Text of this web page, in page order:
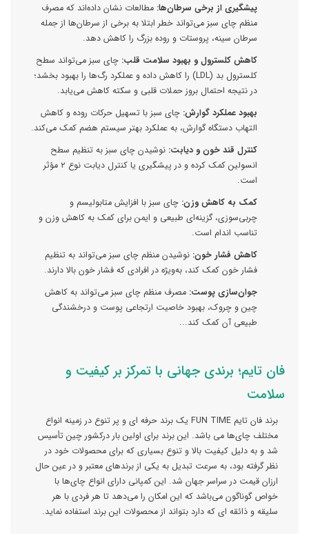
پیشگیری از برخی سرطان‌ها: مطالعات نشان داده‌اند که مصرف
منظم چای سبز می‌تواند خطر ابتلا به برخی از سرطان‌ها از جمله
سرطان سینه، پروستات و روده بزرگ را کاهش دهد.
کاهش کلسترول و بهبود سلامت قلب: چای سبز می‌تواند سطح
کلسترول بد (LDL) را کاهش داده و عملکرد رگ‌ها را بهبود بخشد؛
در نتیجه احتمال بروز حملات قلبی و سکته کاهش می‌یابد.
بهبود عملکرد گوارش: چای سبز با تسهیل حرکات روده و کاهش
التهاب دستگاه گوارش، به عملکرد بهتر سیستم هضم کمک می‌کند.
کنترل قند خون و دیابت: نوشیدن چای سبز به تنظیم سطح
انسولین کمک کرده و در پیشگیری یا کنترل دیابت نوع ۲ مؤثر
است.
کمک به کاهش وزن: چای سبز با افزایش متابولیسم و
چربی‌سوزی، گزینه‌ای طبیعی و ایمن برای کمک به کاهش وزن و
تناسب اندام است.
کاهش فشار خون: نوشیدن منظم چای سبز می‌تواند به تنظیم
فشار خون کمک کند، به‌ویژه در افرادی که فشار خون بالا دارند.
جوان‌سازی پوست: مصرف منظم چای سبز می‌تواند به کاهش
چین و چروک، بهبود خاصیت ارتجاعی پوست و درخشندگی
طبیعی آن کمک کند...
فان تایم؛ برندی جهانی با تمرکز بر کیفیت و
سلامت
برند فان تایم FUN TIME یک برند حرفه ای و پر تنوع در زمینه انواع
مختلف چای‌ها می باشد. این برند برای اولین بار درکشور چین تأسیس
شد و به دلیل کیفیت بالا و تنوع بسیاری که برای محصولات خود در
نظر گرفته بود، به سرعت تبدیل به یکی از برندهای معتبر و در عین حال
ارزان قیمت در سراسر جهان شد. این کمپانی دارای انواع چای‌ها با
خواص گوناگون می‌باشد که این امکان را می‌دهد تا هر فردی با هر
سلیقه و ذائقه ای که دارد بتواند از محصولات این برند استفاده نماید.